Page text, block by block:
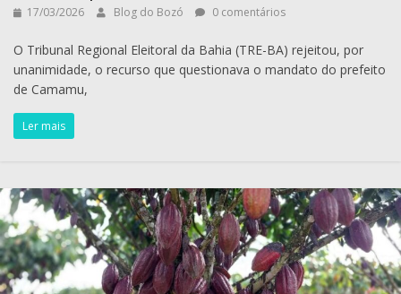
17/03/2026 Blog do Bozó 0 comentários
O Tribunal Regional Eleitoral da Bahia (TRE-BA) rejeitou, por
unanimidade, o recurso que questionava o mandato do prefeito
de Camamu,
Ler mais